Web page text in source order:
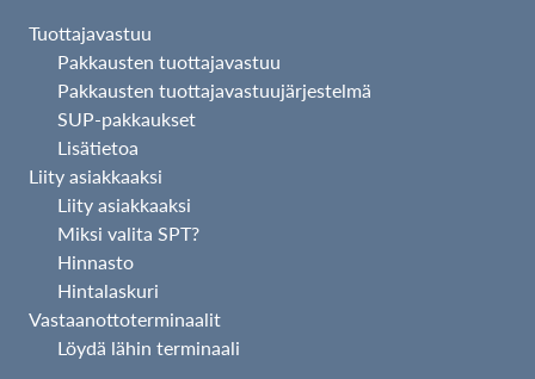
Tuottajavastuu
Pakkausten tuottajavastuu
Pakkausten tuottajavastuujärjestelmä
SUP-pakkaukset
Lisätietoa
Liity asiakkaaksi
Liity asiakkaaksi
Miksi valita SPT?
Hinnasto
Hintalaskuri
Vastaanottoterminaalit
Löydä lähin terminaali